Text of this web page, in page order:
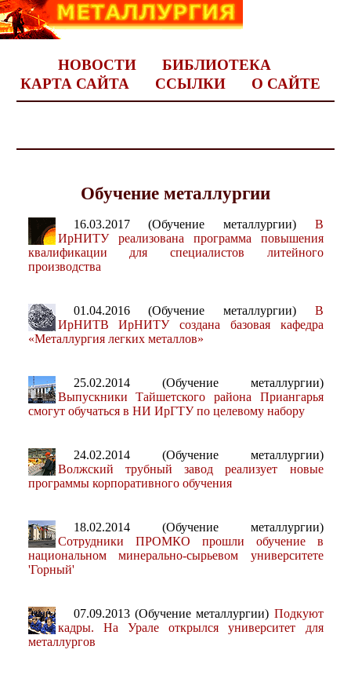
НОВОСТИ
БИБЛИОТЕКА
КАРТА САЙТА
ССЫЛКИ О САЙТЕ
Обучение металлургии
16.03.2017 (Обучение металлургии) В
ИрНИТУ реализована программа повышения
квалификации для специалистов литейного
производства
01.04.2016 (Обучение металлургии) В
ИрНИТВ ИрНИТУ создана базовая кафедра
«Металлургия легких металлов»
25.02.2014 (Обучение металлургии)
Выпускники Тайшетского района Приангарья
смогут обучаться в НИ ИрГТУ по целевому набору
24.02.2014 (Обучение металлургии)
Волжский трубный завод реализует новые
программы корпоративного обучения
18.02.2014 (Обучение металлургии)
Сотрудники ПРОМКО прошли обучение в
национальном минерально-сырьевом университете
'Горный'
07.09.2013 (Обучение металлургии) Подкуют
кадры. На Урале открылся университет для
металлургов